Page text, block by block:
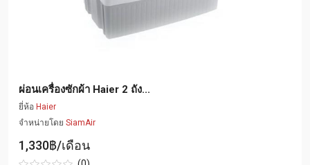
ผ่อนเครื่องซักผ้า Haier 2 ถัง...
ยี่ห้อ Haier
จำหน่ายโดย SiamAir
1,330฿/เดือน